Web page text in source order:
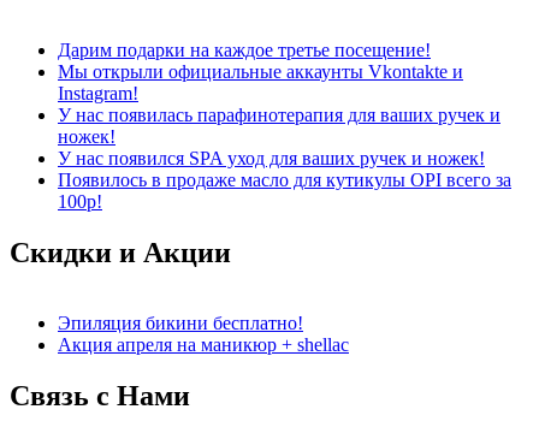
Дарим подарки на каждое третье посещение!
Мы открыли официальные аккаунты Vkontakte и
Instagram!
У нас появилась парафинотерапия для ваших ручек и
ножек!
У нас появился SPA уход для ваших ручек и ножек!
Появилось в продаже масло для кутикулы OPI всего за
100р!
Скидки и Акции
Эпиляция бикини бесплатно!
Акция апреля на маникюр + shellac
Связь с Нами